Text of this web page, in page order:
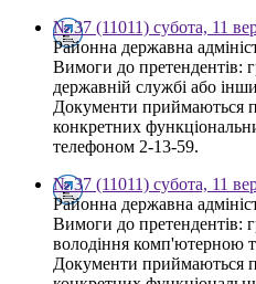
№ 37 (11011) субота, 11
Районна державна
Вимоги до претендентів:
державній службі або
Документи приймаються
конкретних
телефоном 2-13-59.
№ 37 (11011) субота, 11
Районна державна
Вимоги до претендентів:
володіння комп'ютерною
Документи приймаються